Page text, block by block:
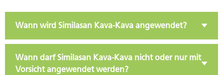
Wann wird Similasan Kava-Kava angewendet?
Wann darf Similasan Kava-Kava nicht oder nur mit
Vorsicht angewendet werden?